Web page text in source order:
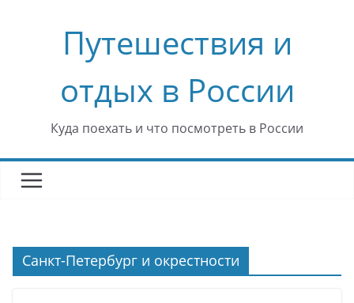
содержимомуПутешествия и
отдых в России
Куда поехать и что посмотреть в России
Санкт-Петербург и окрестности